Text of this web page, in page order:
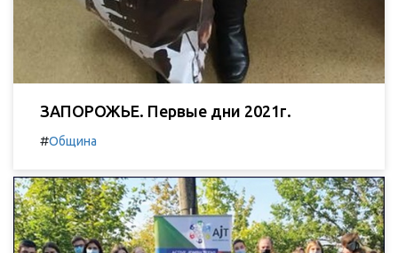
ЗАПОРОЖЬЕ. Первые дни 2021г.
#Община